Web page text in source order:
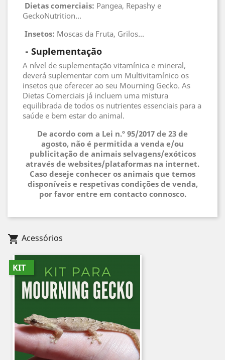
Dietas comerciais: Pangea, Repashy e
GeckoNutrition...
Insetos: Moscas da Fruta, Grilos...
- Suplementação
A nível de suplementação vitamínica e mineral,
deverá suplementar com um Multivitamínico os
insetos que oferecer ao seu Mourning Gecko. As
Dietas Comerciais já incluem uma mistura
equilibrada de todos os nutrientes essenciais para a
saúde e bem estar do animal.
De acordo com a Lei n.º 95/2017 de 23 de
agosto, não é permitida a venda e/ou
publicitação de animais selvagens/exóticos
através de websites/plataformas na internet.
Caso deseje conhecer os animais que temos
disponíveis e respetivas condições de venda,
por favor entre em contacto connosco.
shopping_cart Acessórios
KIT